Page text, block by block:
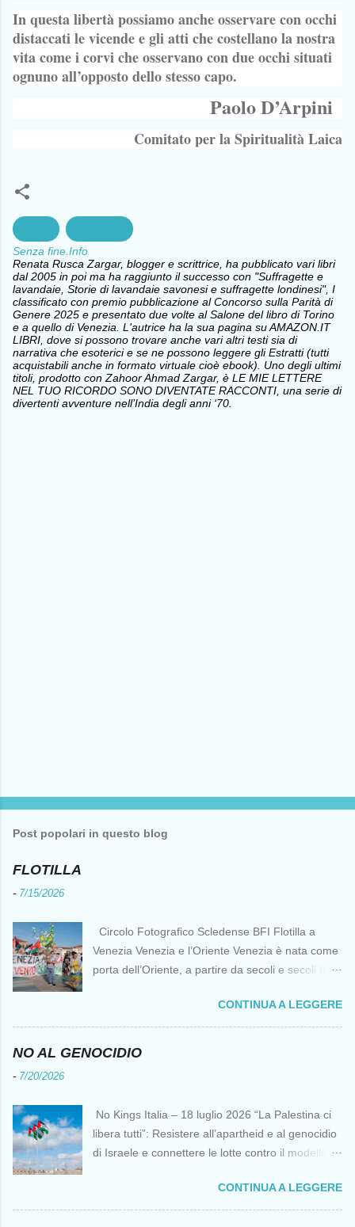
In questa libertà possiamo anche osservare con occhi
distaccati le vicende e gli atti che costellano la nostra
vita come i corvi che osservano con due occhi situati
ognuno all’opposto dello stesso capo.
Paolo D’Arpini
Comitato per la Spiritualità Laica
Senza fine.Info
Renata Rusca Zargar, blogger e scrittrice, ha pubblicato vari libri
dal 2005 in poi ma ha raggiunto il successo con "Suffragette e
lavandaie, Storie di lavandaie savonesi e suffragette londinesi", I
classificato con premio pubblicazione al Concorso sulla Parità di
Genere 2025 e presentato due volte al Salone del libro di Torino
e a quello di Venezia. L'autrice ha la sua pagina su AMAZON.IT
LIBRI, dove si possono trovare anche vari altri testi sia di
narrativa che esoterici e se ne possono leggere gli Estratti (tutti
acquistabili anche in formato virtuale cioè ebook). Uno degli ultimi
titoli, prodotto con Zahoor Ahmad Zargar, è LE MIE LETTERE
NEL TUO RICORDO SONO DIVENTATE RACCONTI, una serie di
divertenti avventure nell’India degli anni ‘70.
Post popolari in questo blog
FLOTILLA
- 7/15/2026
Circolo Fotografico Scledense BFI Flotilla a
Venezia Venezia e l’Oriente Venezia è nata come
porta dell’Oriente, a partire da secoli e secoli fa ai
di cantierizzazione veneziane divennero preziose
per tutti i crociati diretti a Gerusalemme. Proprio
le crociate fornirono ai veneziani l’occasione per
del Duecento. Dal XIII al XV secolo Venezia
continuò ad avere un ruolo fondamentale nei
rapporti tra l’Europa e l’Oriente, ruolo che si
CONTINUA A LEGGERE
NO AL GENOCIDIO
- 7/20/2026
No Kings Italia – 18 luglio 2026 “La Palestina ci
libera tutti”: Resistere all’apartheid e al genocidio
di Israele e connettere le lotte contro il modello
Bandiere palestinesi presso il Mausoleo di Yasser
Arafat alla Muqata'a La “totale impunità ” di
CONTINUA A LEGGERE